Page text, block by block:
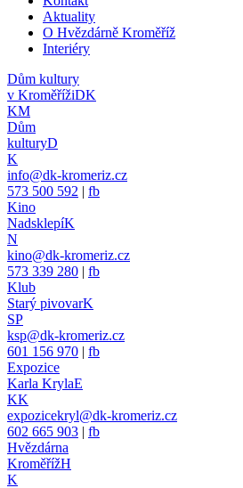
Aktuality
O Hvězdárně Kroměříž
Interiéry
Dům kultury
v KroměřížiDK
KM
Dům
kulturyD
K
info@dk-kromeriz.cz
573 500 592 | fb
Kino
NadsklepíK
N
kino@dk-kromeriz.cz
573 339 280 | fb
Klub
Starý pivovarK
SP
ksp@dk-kromeriz.cz
601 156 970 | fb
Expozice
Karla KrylaE
KK
expozicekryl@dk-kromeriz.cz
602 665 903 | fb
Hvězdárna
KroměřížH
K